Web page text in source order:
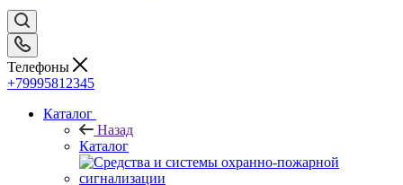
Телефоны
+79995812345
Каталог
Назад
Каталог